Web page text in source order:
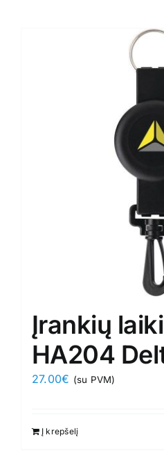
Įrankių
HA204
27.00€ (su PVM)
Į krepšelį